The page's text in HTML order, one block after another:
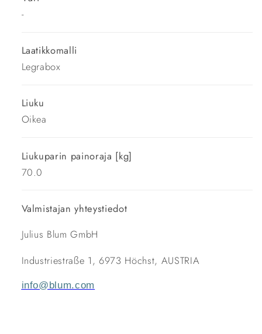
-
Laatikkomalli
Legrabox
Liuku
Oikea
Liukuparin painoraja [kg]
70.0
Valmistajan yhteystiedot
Julius Blum GmbH
Industriestraße 1, 6973 Höchst, AUSTRIA
info@blum.com